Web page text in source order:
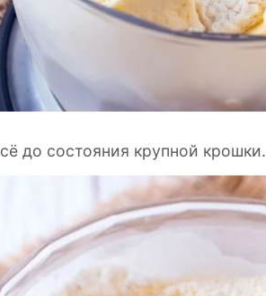
до состояния крупной крошки.